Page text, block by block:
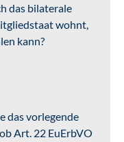
das bilaterale
wohnt,
kann?
das vorlegende
Art. 22 EuErbVO